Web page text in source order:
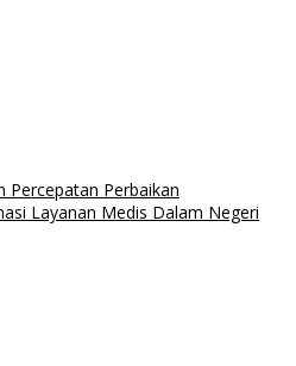
Percepatan Perbaikan
Layanan Medis Dalam Negeri